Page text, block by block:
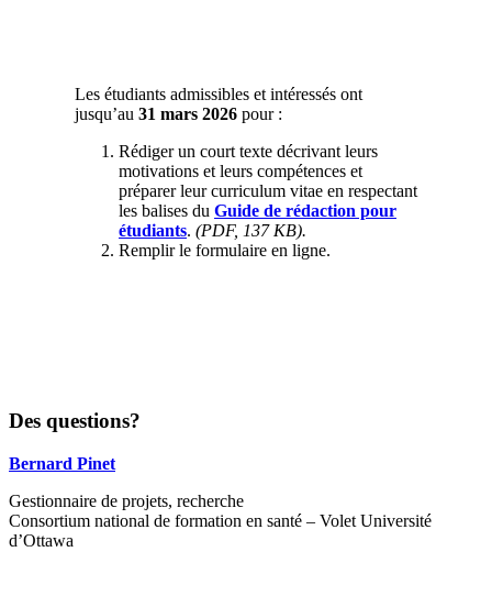
Les étudiants admissibles et intéressés ont
jusqu’au 31 mars 2026 pour :
Rédiger un court texte décrivant leurs
motivations et leurs compétences et
préparer leur curriculum vitae en respectant
les balises du Guide de rédaction pour
étudiants. (PDF, 137 KB).
Remplir le formulaire en ligne.
Des questions?
Bernard Pinet
Gestionnaire de projets, recherche
Consortium national de formation en santé – Volet Université
d’Ottawa